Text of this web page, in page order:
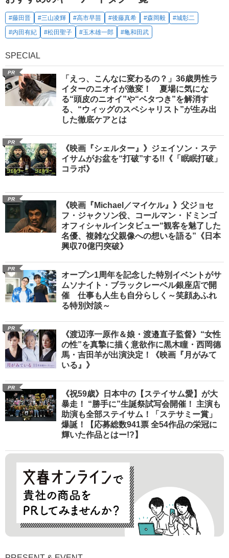
#藤田晋 #三山凌輝 #高市早苗 #後藤真希 #森岡毅
#城彰二
#内田有紀
#松田聖子 #玉木雄一郎 #亀和田武
SPECIAL
PR
「えっ、こんなに変わるの？」36歳男性ラ
イターのニオイが激変！ 夏場に気にな
る“頭皮のニオイ”や“ベタつき”を解消す
る、“ウィッグのスペシャリスト”が生み出
した徹底ケアとは
PR
《映画『シェルター』》ジェイソン・ステ
イサムがお盆を“打破”する!!《「眠眠打破」
コラボ》
PR
《映画『Michael／マイケル』》父ジョセ
フ・ジャクソン役、コールマン・ドミンゴ
オフィシャルインタビュー“観客を魅了した
名優、複雑な父親像への想いを語る”《日本
興収70億円突破》
PR
オープン1周年を記念した特別イベントがサ
ムソナイト・ブラックレーベル銀座店で開
催 仕事も人生も自分らしく～笑顔あふれ
る特別対談～
PR
《渡辺淳一原作＆娘・渡邉直子監督》“女性
の性”を真摯に描く意欲作に黒木瞳・西岡德
馬・吉田羊が出演決定！《映画『月がみて
いる』》
PR
《祝59歳》日本中の【ステイサム愛】が大
暴走！ “勝手に”生誕祭試写会開催！ 主演も
助演も全部ステイサム！「ステサミー賞」
爆誕！【応募総数941票 全54作品の栄冠に
輝いた作品とはー!?】